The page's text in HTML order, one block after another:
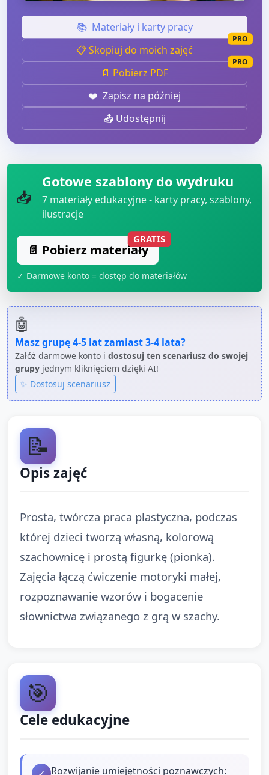
📚 Materiały i karty pracy
📋 Skopiuj do moich zajęć
PRO
📄 Pobierz PDF
PRO
❤️ Zapisz na później
📤 Udostępnij
📥
Gotowe szablony do wydruku
7 materiały edukacyjne - karty pracy, szablony,
ilustracje
📄 Pobierz materiały
GRATIS
✓ Darmowe konto = dostęp do materiałów
🤖
Masz grupę4-5 latzamiast3-4 lata?
Załóż darmowe konto i dostosuj ten scenariusz do swojej
grupy jednym kliknięciem dzięki AI!
✨ Dostosuj scenariusz
📝
Opis zajęć
Prosta, twórcza praca plastyczna, podczas
której dzieci tworzą własną, kolorową
szachownicę i prostą figurkę (pionka).
Zajęcia łączą ćwiczenie motoryki małej,
rozpoznawanie wzorów i bogacenie
słownictwa związanego z grą w szachy.
🎯
Cele edukacyjne
Rozwijanie umiejętności poznawczych: